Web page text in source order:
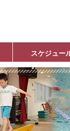
スケジュー